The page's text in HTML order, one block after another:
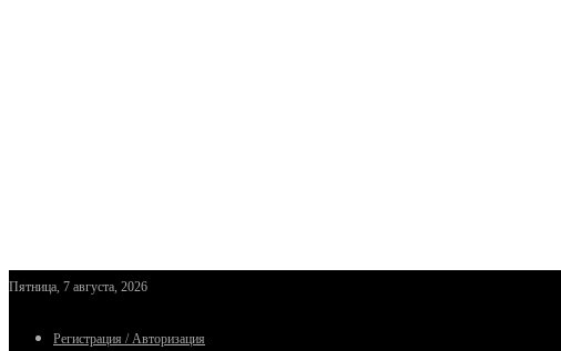
Пятница, 7 августа, 2026
Регистрация / Авторизация